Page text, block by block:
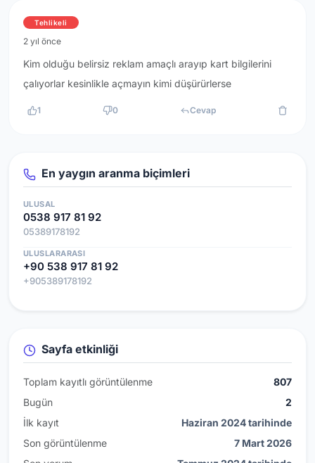
Tehlikeli
2 yıl önce
Kim olduğu belirsiz reklam amaçlı arayıp kart bilgilerini
çalıyorlar kesinlikle açmayın kimi düşürürlerse
1 0 Cevap
En yaygın aranma biçimleri
ULUSAL
0538 917 81 92
05389178192
ULUSLARARASI
+90 538 917 81 92
+905389178192
Sayfa etkinliği
Toplam kayıtlı görüntülenme
807
Bugün
2
İlk kayıt
Haziran 2024 tarihinde
Son görüntülenme
7 Mart 2026